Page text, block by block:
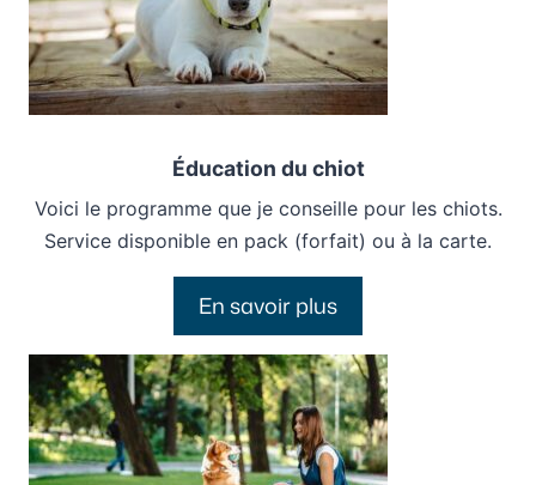
Éducation du chiot
Voici le programme que je conseille pour les chiots.
Service disponible en pack (forfait) ou à la carte.
En savoir plus